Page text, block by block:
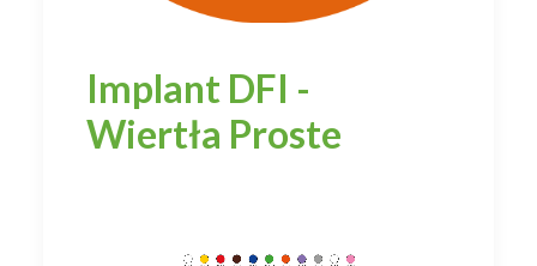
Implant DFI -
Wiertła Proste